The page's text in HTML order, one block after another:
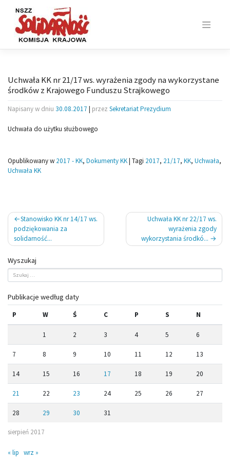
content
Uchwała KK nr 21/17 ws. wyrażenia zgody na wykorzystane
środków z Krajowego Funduszu Strajkowego
Napisany w dniu 30.08.2017 | przez Sekretariat Prezydium
Uchwała do użytku służbowego
Opublikowany w 2017 - KK, Dokumenty KK| Tagi 2017, 21/17, KK, Uchwała,
Uchwała KK
Nawigacja
wpisu
Stanowisko KK nr 14/17 ws.
podziękowania za
solidarność...
Uchwała KK nr 22/17 ws.
wyrażenia zgody
wykorzystania środkó...
Wyszukaj
Publikacje według daty
sierpień 2017
P W Ś C P S N
1 2 3 4 5 6
7 8 9 10 11 12 13
14 15 16 17 18 19 20
21 22 23 24 25 26 27
28 29 30 31
« lip wrz »